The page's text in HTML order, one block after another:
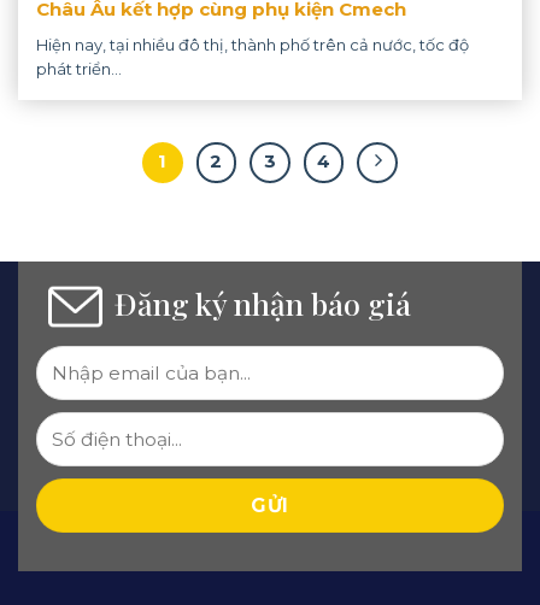
Châu Âu kết hợp cùng phụ kiện Cmech
Hiện nay, tại nhiều đô thị, thành phố trên cả nước, tốc độ
phát triển...
1 2 3 4
Đăng ký nhận báo giá